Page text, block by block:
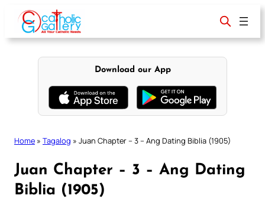
content
Download our App
Home » Tagalog » Juan Chapter – 3 – Ang Dating Biblia (1905)
Juan Chapter – 3 – Ang Dating
Biblia (1905)